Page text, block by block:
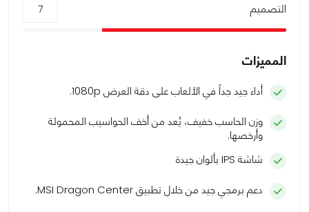
التصميم 7
المميزات
أداء جيد جداً في الألعاب على دقة العرض 1080p.
وزن الحاسب خفيف، يُعد من أخف الحواسيب المحمولة
وأرخصها.
شاشة IPS بألوان جيدة
دعم برمجي جيد من خلال تطبيق MSI Dragon Center.